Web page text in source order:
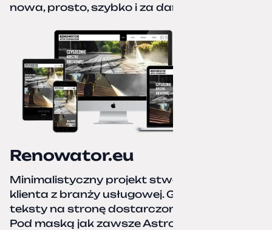
nowa, prosto, szybko i za darmo.
Renowator.eu
Minimalistyczny projekt stworzony dla
klienta z branży usługowej. Grafiki oraz
teksty na stronę dostarczone przez klienta.
Pod maską jak zawsze Astro, TailwindCSS,